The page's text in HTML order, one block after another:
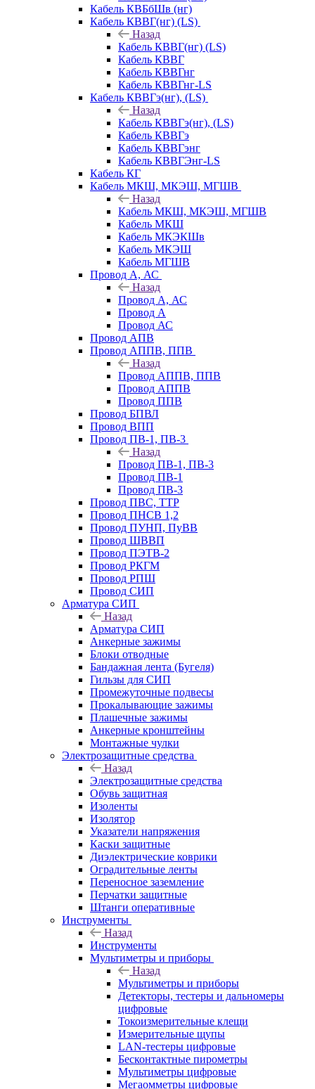
Кабель КВБбШв (нг)
Кабель КВВГ(нг) (LS)
Назад
Кабель КВВГ(нг) (LS)
Кабель КВВГ
Кабель КВВГнг
Кабель КВВГнг-LS
Кабель КВВГэ(нг), (LS)
Назад
Кабель КВВГэ(нг), (LS)
Кабель КВВГэ
Кабель КВВГэнг
Кабель КВВГЭнг-LS
Кабель КГ
Кабель МКШ, МКЭШ, МГШВ
Назад
Кабель МКШ, МКЭШ, МГШВ
Кабель МКШ
Кабель МКЭКШв
Кабель МКЭШ
Кабель МГШВ
Провод А, АС
Назад
Провод А, АС
Провод А
Провод АС
Провод АПВ
Провод АППВ, ППВ
Назад
Провод АППВ, ППВ
Провод АППВ
Провод ППВ
Провод БПВЛ
Провод ВПП
Провод ПВ-1, ПВ-3
Назад
Провод ПВ-1, ПВ-3
Провод ПВ-1
Провод ПВ-3
Провод ПВС, ТТР
Провод ПНСВ 1,2
Провод ПУНП, ПуВВ
Провод ШВВП
Провод ПЭТВ-2
Провод РКГМ
Провод РПШ
Провод СИП
Арматура СИП
Назад
Арматура СИП
Анкерные зажимы
Блоки отводные
Бандажная лента (Бугеля)
Гильзы для СИП
Промежуточные подвесы
Прокалывающие зажимы
Плашечные зажимы
Анкерные кронштейны
Монтажные чулки
Электрозащитные средства
Назад
Электрозащитные средства
Обувь защитная
Изоленты
Изолятор
Указатели напряжения
Каски защитные
Диэлектрические коврики
Оградительные ленты
Переносное заземление
Перчатки защитные
Штанги оперативные
Инструменты
Назад
Инструменты
Мультиметры и приборы
Назад
Мультиметры и приборы
Детекторы, тестеры и дальномеры
цифровые
Токоизмерительные клещи
Измерительные щупы
LAN-тестеры цифровые
Бесконтактные пирометры
Мультиметры цифровые
Мегаомметры цифровые